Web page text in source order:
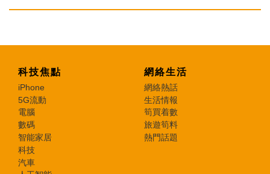
科技焦點
iPhone
5G流動
電腦
數碼
智能家居
科技
汽車
網絡生活
網絡熱話
生活情報
筍買着數
旅遊筍料
熱門話題